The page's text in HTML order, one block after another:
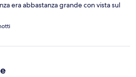
era abbastanza grande con vista sul